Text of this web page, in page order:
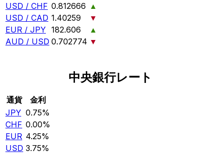
USD / CHF 0.812666 ▲
USD / CAD 1.40259
▼
EUR / JPY 182.606
▲
AUD / USD 0.702774 ▼
中央銀行レート
通貨
金利
JPY 0.75%
CHF 0.00%
EUR 4.25%
USD 3.75%